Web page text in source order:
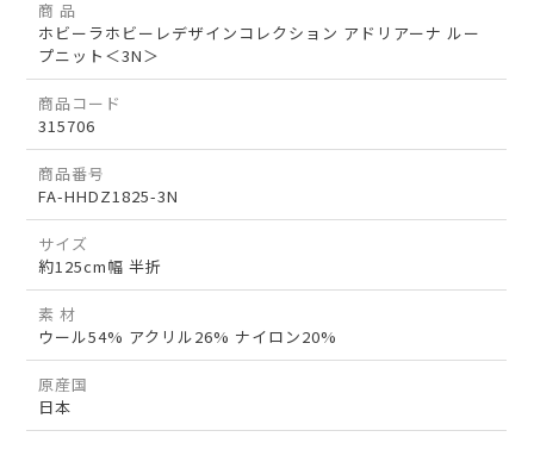
商 品
ホビーラホビーレデザインコレクション アドリアーナ ルー
プニット＜3N＞
商品コード
315706
商品番号
FA-HHDZ1825-3N
サイズ
約125cm幅 半折
素 材
ウール54% アクリル26% ナイロン20%
原産国
日本